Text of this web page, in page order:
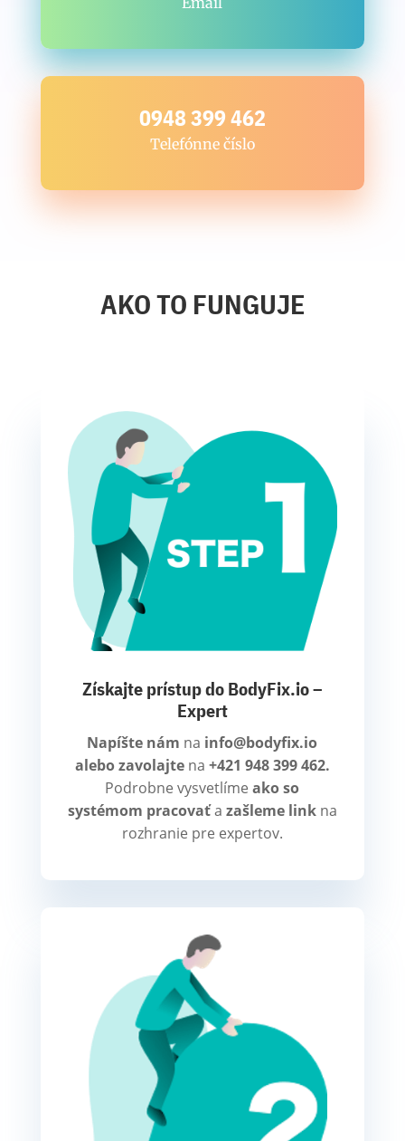
0948 399 462
Telefónne číslo
AKO TO FUNGUJE
Získajte prístup do BodyFix.io –
Expert
Napíšte nám na info@bodyfix.io
alebo zavolajte na +421 948 399 462.
Podrobne vysvetlímeako so
systémom pracovaťa zašleme link na
rozhranie pre expertov.